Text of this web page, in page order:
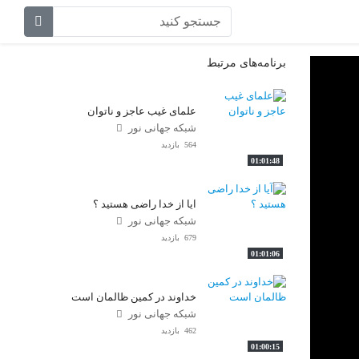
برنامه‌های مرتبط
01:01:48
علمای غیب عاجز و ناتوان
شبکه جهانی نور
564 بازدید
01:01:06
آیا از خدا راضی هستید ؟
شبکه جهانی نور
679 بازدید
01:00:15
خداوند در کمین ظالمان است
شبکه جهانی نور
462 بازدید